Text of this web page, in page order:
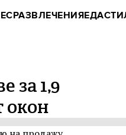
РАЗВЛЕЧЕНИЯЕДА
за 1,9
окон